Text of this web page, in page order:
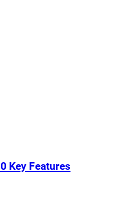
Key Features